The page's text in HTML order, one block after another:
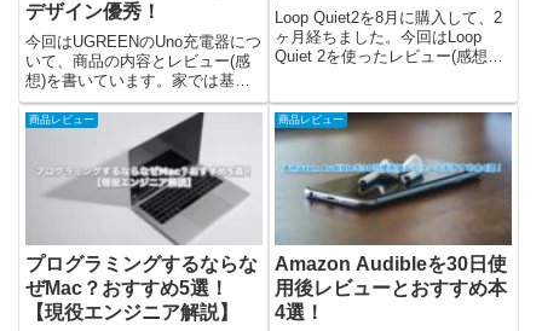
デザイン優秀！
今回はUGREENのUno充電器につ
いて、商品の内容とレビュー(感
想)を書いています。家では基本
的に妻が使用していて、筆者もた
まに使うことのある充電器です。
充電器だけどデザインが独特で、
キャラクター感あるものが好きな
人には、置いていて愛着の...
Loop Quiet2を8月に購入して、2
ヶ月経ちました。今回はLoop
Quiet 2を使ったレビュー(感想）
Loop Quiet2はシリコン素材の耳
栓です！ポリウレタ...
商品レビュー
プログラミングするならな
ぜMac？おすすめ5選！
【現役エンジニア解説】
商品レビュー
Amazon Audibleを30日使
用後レビューとおすすめ本
4選！